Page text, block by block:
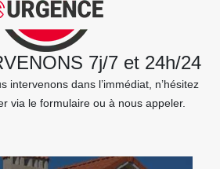
7j/7 et 24h/24
intervenons dans l’immédiat, n’hésitez
via le formulaire ou à nous appeler.